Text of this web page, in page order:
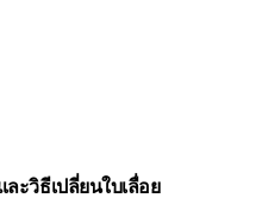
ะวิธีเปลี่ยนใบเลื่อย